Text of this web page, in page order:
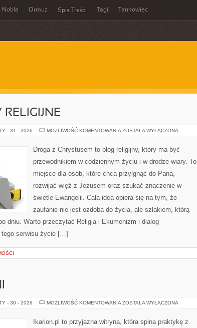
Nobla Ormuz Spis Treści Tagi Tankowiec
RELIGIJNE
- 31 - 2026 MOŻLIWOŚĆ KOMENTOWANIA NOWE
ZOSTAŁA WYŁĄCZONA
Droga z Chrystusem to blog religijny, który ma być
przewodnikiem w codziennym życiu i w drodze wiary. To
miejsce dla osób, które chcą przylgnąć do Pana,
rozwijać więź z Jezusem oraz szukać znaczenie w
świetle Ewangelii. Cała idea opiera się na tym, że
zaufanie nie jest ozdobą do życia, ale szlakiem, którą
dniu. Warto przeczytać Religia i Ekumenizm i dialog
tego serwisu życie […]
- 30 - 2026 MOŻLIWOŚĆ KOMENTOWANIA TRENING
ZOSTAŁA WYŁĄCZONA
Ikarion.pl to przyjazna witryna, która spina praktykę z